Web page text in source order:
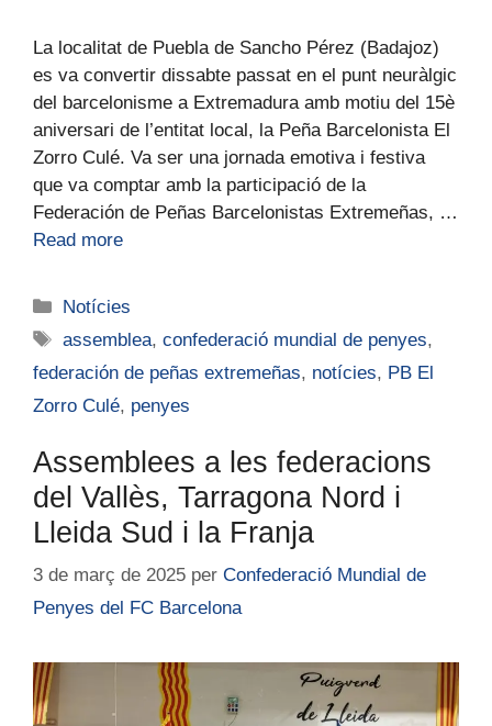
La localitat de Puebla de Sancho Pérez (Badajoz)
es va convertir dissabte passat en el punt neuràlgic
del barcelonisme a Extremadura amb motiu del 15è
aniversari de l’entitat local, la Peña Barcelonista El
Zorro Culé. Va ser una jornada emotiva i festiva
que va comptar amb la participació de la
Federación de Peñas Barcelonistas Extremeñas, …
Read more
Notícies
assemblea,confederació mundial de penyes,
federación de peñas extremeñas, notícies, PB El
Zorro Culé, penyes
Assemblees a les federacions
del Vallès, Tarragona Nord i
Lleida Sud i la Franja
3 de març de 2025 per Confederació Mundial de
Penyes del FC Barcelona